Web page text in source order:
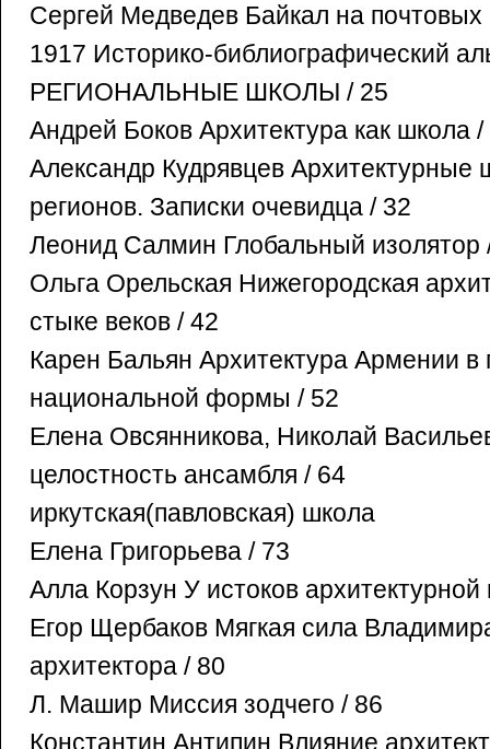
Сергей Медведев Байкал на почтовых
1917 Историко-библиографический
РЕГИОНАЛЬНЫЕ ШКОЛЫ / 25
Андрей Боков Архитектура как школа /
Александр Кудрявцев Архитектурные
регионов. Записки очевидца / 32
Леонид Салмин Глобальный изолятор
Ольга Орельская Нижегородская
стыке веков / 42
Карен Бальян Архитектура Армении в
национальной формы / 52
Елена Овсянникова, Николай
целостность ансамбля / 64
иркутская(павловская) школа
Елена Григорьева / 73
Алла Корзун У истоков
Егор Щербаков Мягкая сила
архитектора / 80
Л. Машир Миссия зодчего / 86
Константин Антипин Влияние